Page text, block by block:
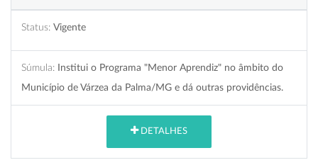
Status: Vigente
Súmula: Institui o Programa "Menor Aprendiz" no âmbito do
Município de Várzea da Palma/MG e dá outras providências.
DETALHES